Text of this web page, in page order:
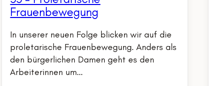
Frauenbewegung
In unserer neuen Folge blicken wir auf die
proletarische Frauenbewegung. Anders als
den bürgerlichen Damen geht es den
Arbeiterinnen um…